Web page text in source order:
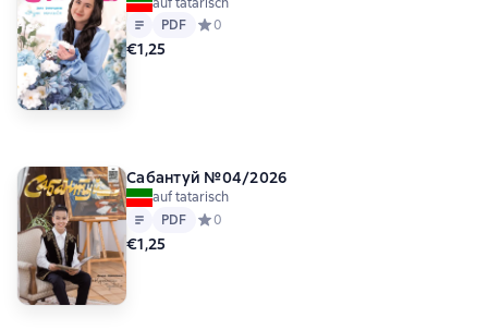
Text
PDF
PDF Средний рейтинг 0 на основе 0 оценок
0
€1,25
Сабантуй №04/2026
auf tatarisch
Text
PDF
PDF Средний рейтинг 0 на основе 0 оценок
0
€1,25